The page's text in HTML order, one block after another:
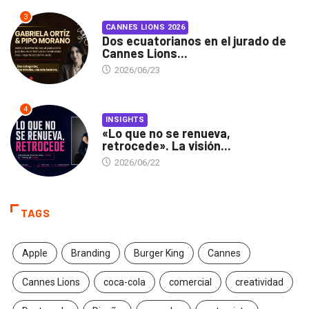
3
CANNES LIONS 2026
Dos ecuatorianos en el jurado de
Cannes Lions...
2026/06/23
4
INSIGHTS
«Lo que no se renueva,
retrocede». La visión...
2026/06/22
TAGS
Apple Branding Burger King Cannes
Cannes Lions coca-cola comercial creatividad